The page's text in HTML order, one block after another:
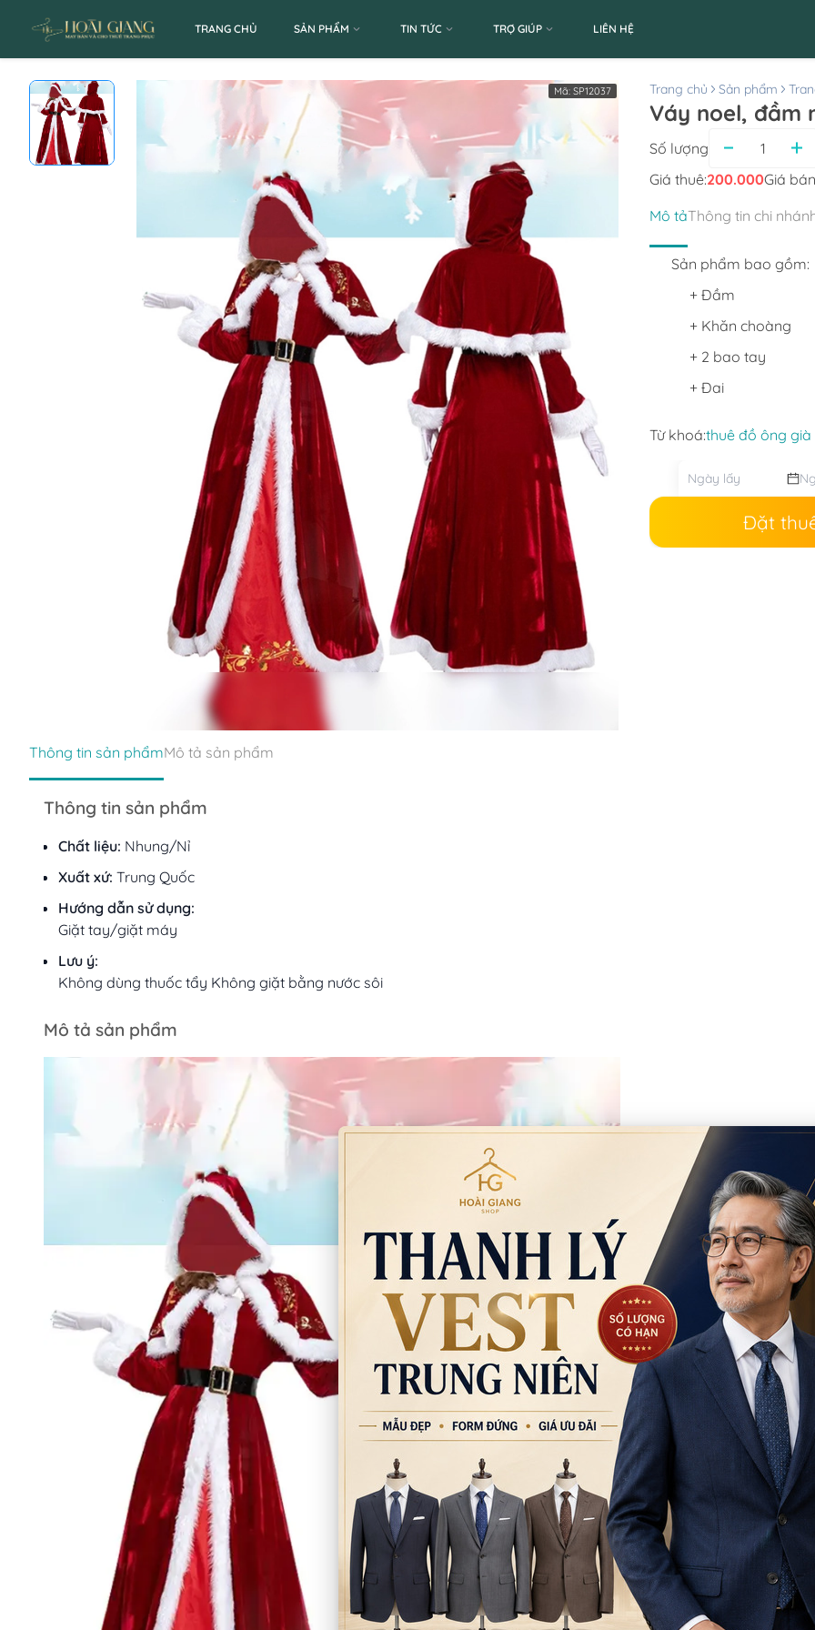
TRANG CHỦ SẢN PHẨM TIN TỨC TRỢ GIÚP LIÊN HỆ
Mã: SP12037
Thông tin sản phẩmMô tả sản phẩm
Thông tin sản phẩm
Chất liệu: Nhung/Nỉ
Xuất xứ: Trung Quốc
Hướng dẫn sử dụng:
Giặt tay/giặt máy
Lưu ý:
Không dùng thuốc tẩy Không giặt bằng nước sôi
Mô tả sản phẩm
Trang chủ Sản phẩm
Váy noel, đầm
Số lượng
Giá thuê:200.000Giá
Mô tảThông tin chi
Sản phẩm bao gồm:
+ Đầm
+ Khăn choàng
+ 2 bao tay
+ Đai
Từ khoá:thuê đồ ông già
Đặt